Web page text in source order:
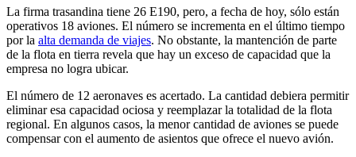
La firma trasandina tiene 26 E190, pero, a fecha de hoy, sólo están
operativos 18 aviones. El número se incrementa en el último tiempo
por la alta demanda de viajes. No obstante, la mantención de parte
de la flota en tierra revela que hay un exceso de capacidad que la
empresa no logra ubicar.
El número de 12 aeronaves es acertado. La cantidad debiera permitir
eliminar esa capacidad ociosa y reemplazar la totalidad de la flota
regional. En algunos casos, la menor cantidad de aviones se puede
compensar con el aumento de asientos que ofrece el nuevo avión.